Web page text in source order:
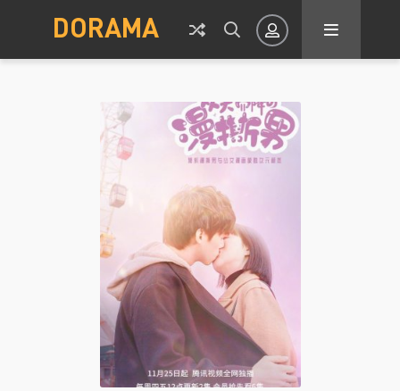
DORAMA
Авторизация
Запомнить
ВОЙТИ НА САЙТ
Регистрация Восстановить пароль
Или войти через